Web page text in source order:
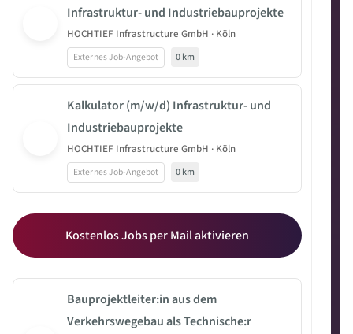
Infrastruktur- und Industriebauprojekte
HOCHTIEF Infrastructure GmbH · Köln
Externes Job-Angebot 0 km
Kalkulator (m/w/d) Infrastruktur- und
Industriebauprojekte
HOCHTIEF Infrastructure GmbH · Köln
Externes Job-Angebot 0 km
Kostenlos Jobs per Mail aktivieren
Bauprojektleiter:in aus dem
Verkehrswegebau als Technische:r